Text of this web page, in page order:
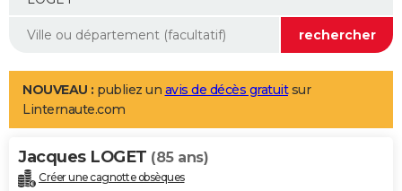
Mobiles
Meilleur smartphone
Internet
Ordinateurs
Jeux vidéo
Guide high-tech
Aménagement intérieur
LIFESTYLE
Art de vivre
Bien-être
Loisirs
Mode
Modes de vie
Alimentation
Guide de la santé
Maladies
Médicaments
Sommeil
VOYAGE
NOUVEAU : publiez un avis de décès gratuitsur
Linternaute.com
Jacques LOGET (85 ans)
Créer une cagnotte obsèques